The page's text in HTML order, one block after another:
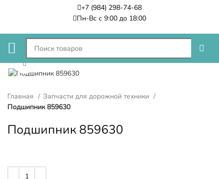
+7 (984) 298-74-68
Пн-Вс с 9:00 до 18:00
Нажмите, чтобы увеличить
Главная
Запчасти для дорожной техники
Подшипник 859630
Подшипник 859630